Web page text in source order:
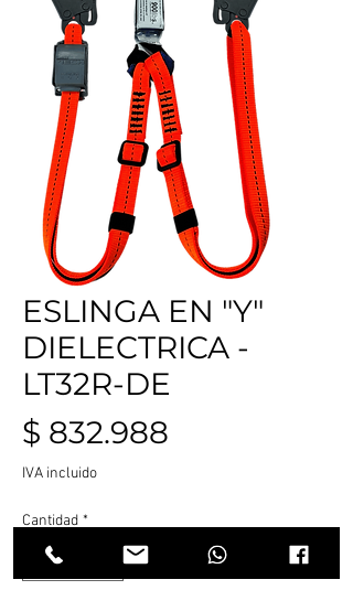
ESLINGA EN "Y"
DIELECTRICA -
LT32R-DE
$ 832.988
IVA incluido
Cantidad *